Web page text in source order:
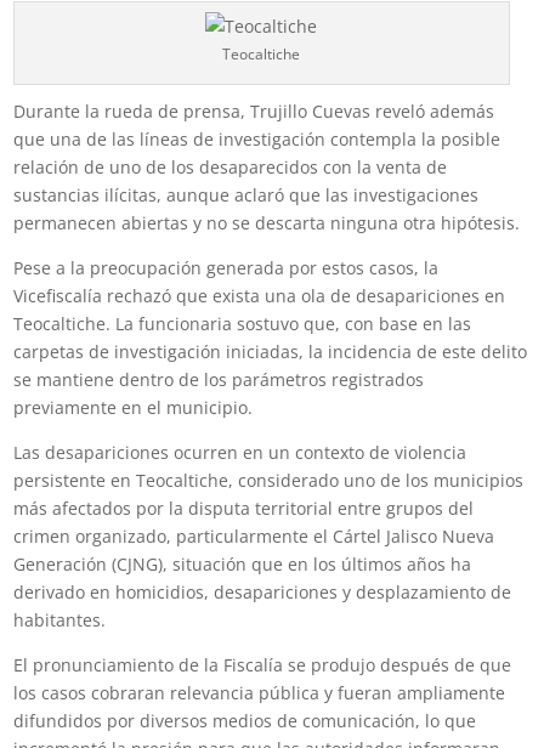
Teocaltiche
Durante la rueda de prensa, Trujillo Cuevas reveló además
que una de las líneas de investigación contempla la posible
relación de uno de los desaparecidos con la venta de
sustancias ilícitas, aunque aclaró que las investigaciones
permanecen abiertas y no se descarta ninguna otra hipótesis.
Pese a la preocupación generada por estos casos, la
Vicefiscalía rechazó que exista una ola de desapariciones en
Teocaltiche. La funcionaria sostuvo que, con base en las
carpetas de investigación iniciadas, la incidencia de este delito
se mantiene dentro de los parámetros registrados
previamente en el municipio.
Las desapariciones ocurren en un contexto de violencia
persistente en Teocaltiche, considerado uno de los municipios
más afectados por la disputa territorial entre grupos del
crimen organizado, particularmente el Cártel Jalisco Nueva
Generación (CJNG), situación que en los últimos años ha
derivado en homicidios, desapariciones y desplazamiento de
habitantes.
El pronunciamiento de la Fiscalía se produjo después de que
los casos cobraran relevancia pública y fueran ampliamente
difundidos por diversos medios de comunicación, lo que